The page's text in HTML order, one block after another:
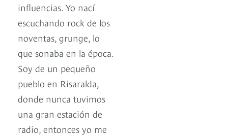
influencias. Yo nací
escuchando rock de los
noventas, grunge, lo
que sonaba en la época.
Soy de un pequeño
pueblo en Risaralda,
donde nunca tuvimos
una gran estación de
radio, entonces yo me